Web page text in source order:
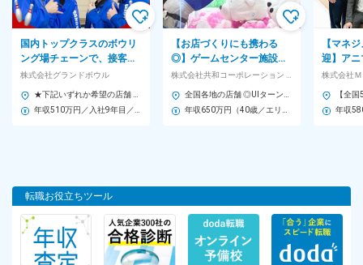
勤務地
【U・Iターン歓迎】全国の各店舗で募集！
★群馬・埼玉・神奈川・静岡・愛知で積極採用中！※以下いずれか
の勤務地へ配属
◆全国の各店舗
＼以下は積極採用中！最優先で面接をします！／
■関東エリア（群馬・埼玉・神奈川）
■中部エリア（静岡・愛知）
＜以下エリアもまだまだ募集中です！＞
国内トップクラスのボウリ
ング場チェーンで、接客、
イベント企画、店舗運営な
株式会社グランドボウル
【お店づくりにも携わる
◎】ゲームセンター施設で
の接客・店舗内の巡回、景
品の発注など
【マネ
迎】アニ
候補とし
員管理
す。
株式会社
転職お役立ちツール